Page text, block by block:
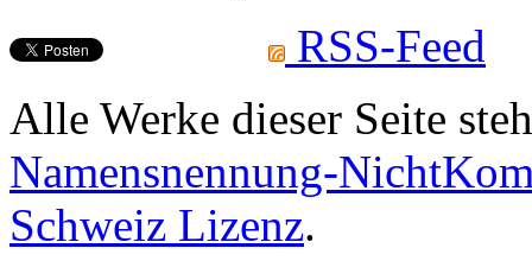
RSS-Feed
Alle Werke dieser Seite
Namensnennung-
Schweiz Lizenz.